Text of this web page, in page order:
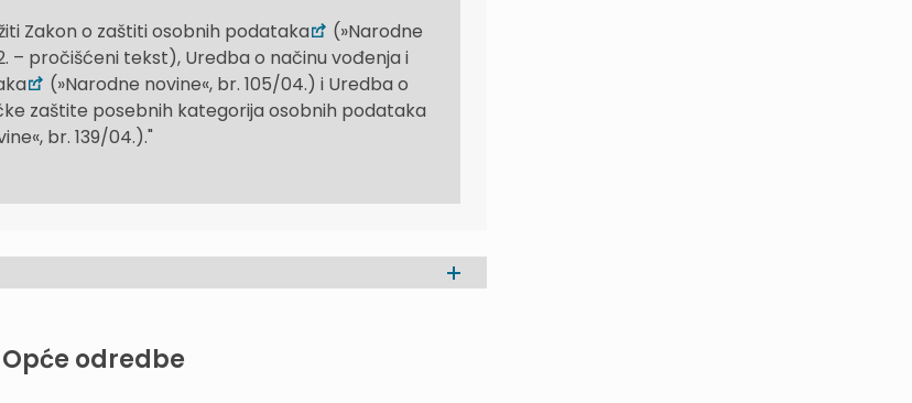
Zakon o zaštiti osobnih podataka
(»Narodne
– pročišćeni tekst), Uredba o načinu vođenja i
(»Narodne novine«, br. 105/04.) i Uredba o
zaštite posebnih kategorija osobnih podataka
br. 139/04.)."
Opće odredbe